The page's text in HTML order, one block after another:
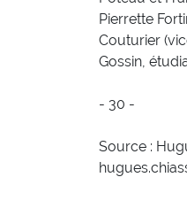
Pierrette
Couturier
Gossin,
- 30 -
Source :